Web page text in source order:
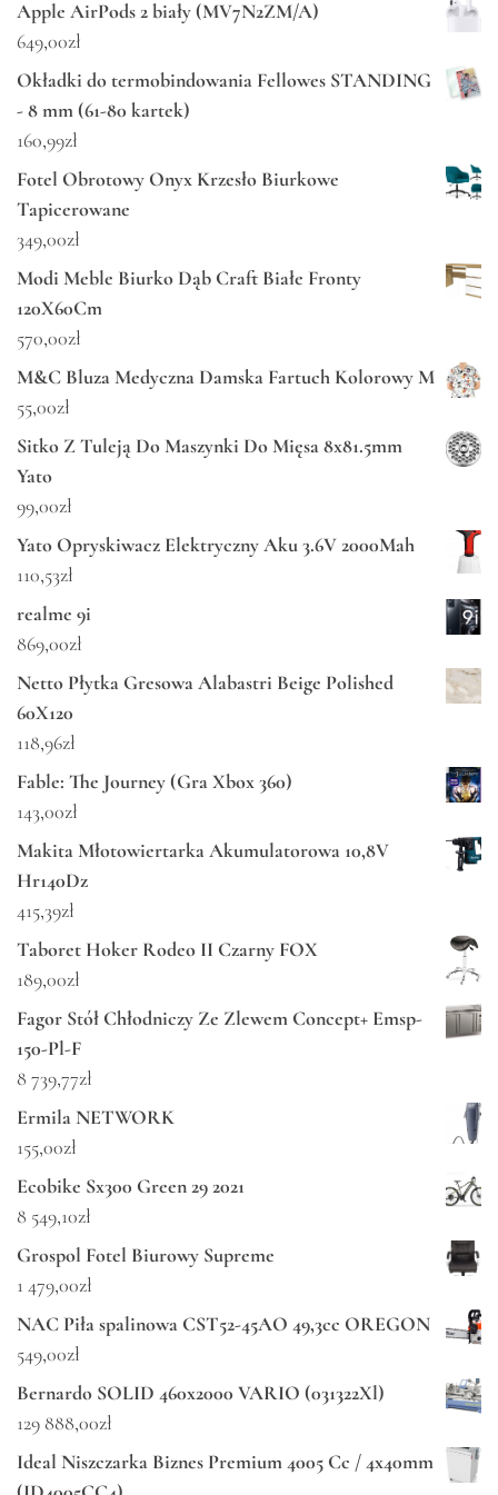
Apple AirPods 2 biały (MV7N2ZM/A)
649,00zł
Okładki do termobindowania Fellowes STANDING
- 8 mm (61-80 kartek)
160,99zł
Fotel Obrotowy Onyx Krzesło Biurkowe
Tapicerowane
349,00zł
Modi Meble Biurko Dąb Craft Białe Fronty
120X60Cm
570,00zł
M&C Bluza Medyczna Damska Fartuch Kolorowy M
55,00zł
Sitko Z Tuleją Do Maszynki Do Mięsa 8x81.5mm
Yato
99,00zł
Yato Opryskiwacz Elektryczny Aku 3.6V 2000Mah
110,53zł
realme 9i
869,00zł
Netto Płytka Gresowa Alabastri Beige Polished
60X120
118,96zł
Fable: The Journey (Gra Xbox 360)
143,00zł
Makita Młotowiertarka Akumulatorowa 10,8V
Hr140Dz
415,39zł
Taboret Hoker Rodeo II Czarny FOX
189,00zł
Fagor Stół Chłodniczy Ze Zlewem Concept+ Emsp-
150-Pl-F
8 739,77zł
Ermila NETWORK
155,00zł
Ecobike Sx300 Green 29 2021
8 549,10zł
Grospol Fotel Biurowy Supreme
1 479,00zł
NAC Piła spalinowa CST52-45AO 49,3cc OREGON
549,00zł
Bernardo SOLID 460x2000 VARIO (031322Xl)
129 888,00zł
Ideal Niszczarka Biznes Premium 4005 Cc / 4x40mm